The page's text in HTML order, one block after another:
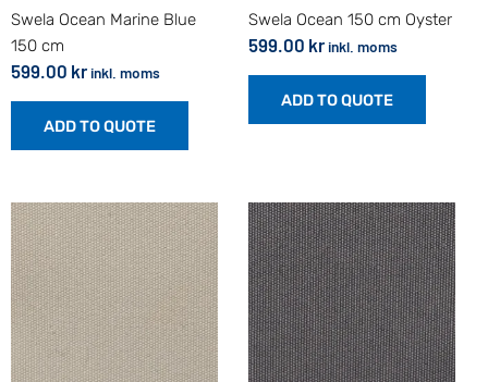
Swela Ocean Marine Blue
150 cm
599.00 krinkl. moms
ADD TO QUOTE
Swela Ocean 150 cm Oyster
599.00 krinkl. moms
ADD TO QUOTE